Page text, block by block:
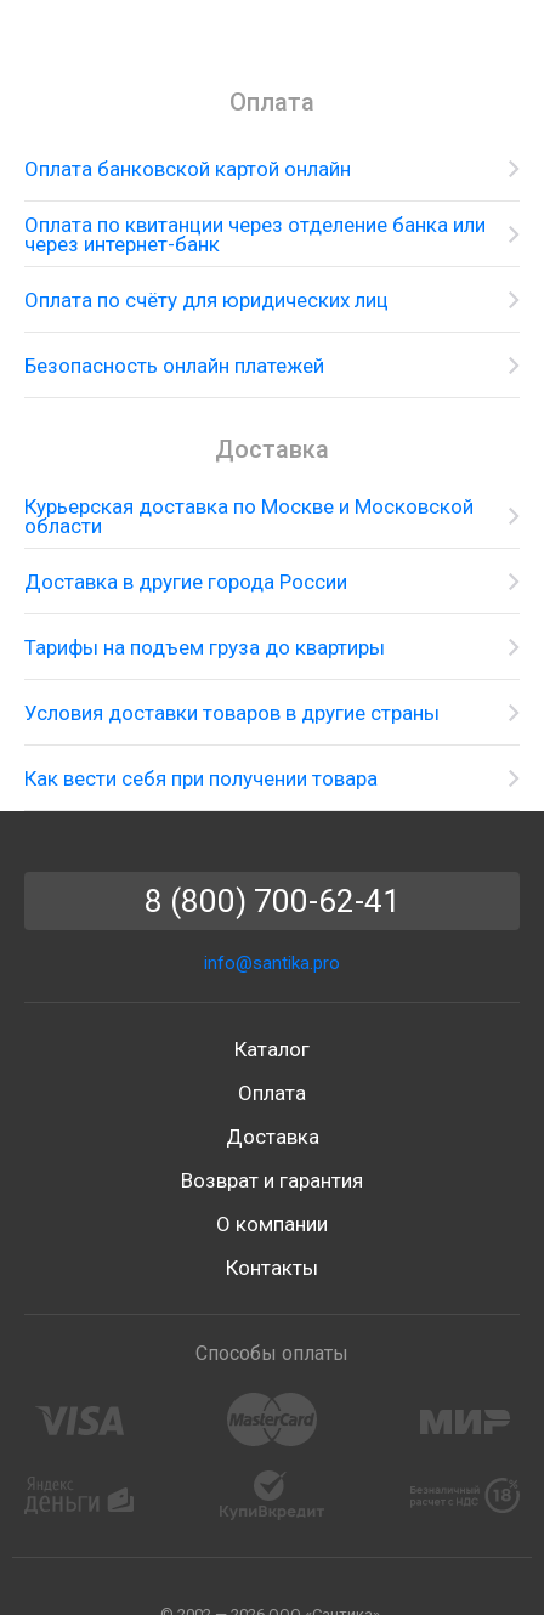
Оплата
Оплата банковской картой онлайн
Оплата по квитанции через отделение банка или
через интернет-банк
Оплата по счёту для юридических лиц
Безопасность онлайн платежей
Доставка
Курьерская доставка по Москве и Московской
области
Доставка в другие города России
Тарифы на подъем груза до квартиры
Условия доставки товаров в другие страны
Как вести себя при получении товара
8 (800) 700-62-41
info@santika.pro
Каталог
Оплата
Доставка
Возврат и гарантия
О компании
Контакты
Способы оплаты